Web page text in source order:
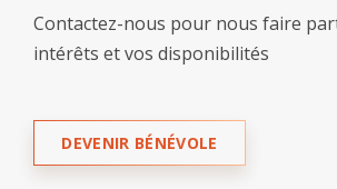
Contactez-nous pour nous faire
intérêts et vos disponibilités
DEVENIR BÉNÉVOLE